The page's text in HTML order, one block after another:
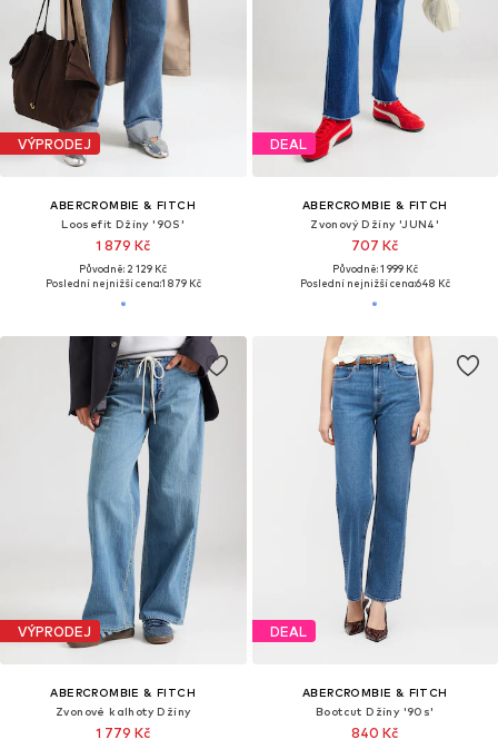
VÝPRODEJ
ABERCROMBIE & FITCH
Loosefit Džíny '90S'
1 879 Kč
Původně: 2 129 Kč
Poslední nejnižší cena:1 879 Kč
DEAL
ABERCROMBIE & FITCH
Zvonový Džíny 'JUN4'
707 Kč
Původně: 1 999 Kč
Poslední nejnižší cena:648 Kč
VÝPRODEJ
ABERCROMBIE & FITCH
Zvonové kalhoty Džíny
1 779 Kč
DEAL
ABERCROMBIE & FITCH
Bootcut Džíny '90s'
840 Kč